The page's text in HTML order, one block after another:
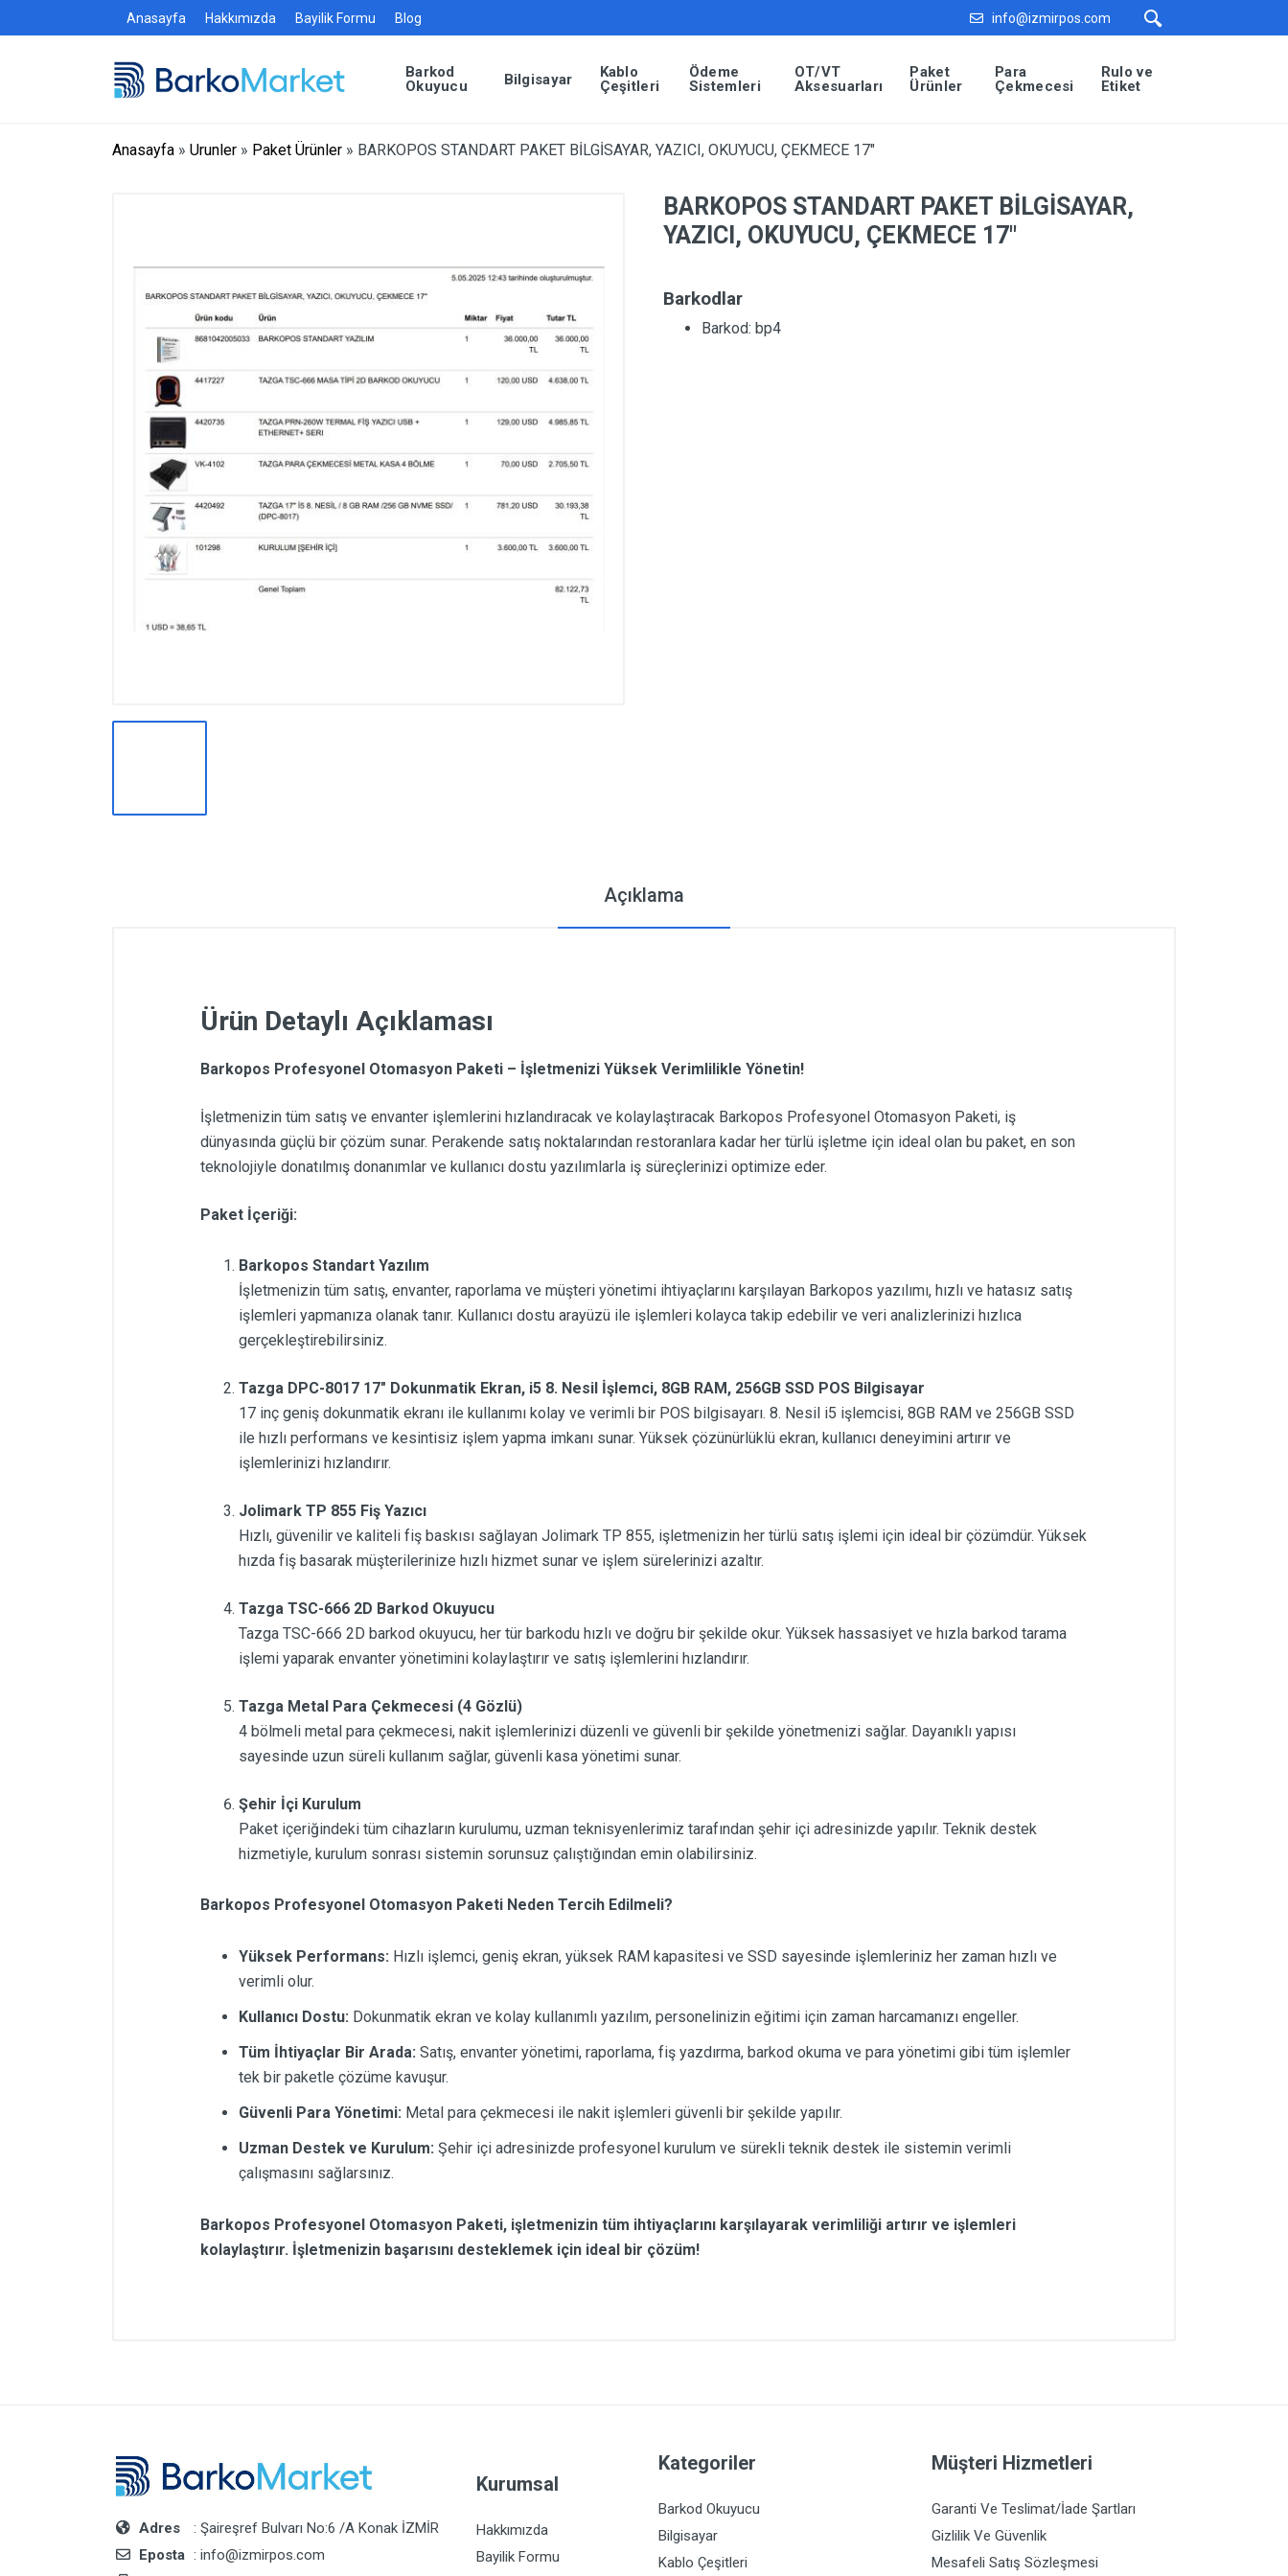
Anasayfa Hakkımızda Bayilik Formu Blog info@izmirpos.com
Barkod
Okuyucu
Bilgisayar
Kablo
Çeşitleri
Ödeme
Sistemleri
OT/VT
Aksesuarları
Paket
Ürünler
Para
Çekmecesi
Rulo ve
Etiket
Anasayfa » Urunler » Paket Ürünler » BARKOPOS STANDART PAKET BİLGİSAYAR, YAZICI, OKUYUCU, ÇEKMECE 17″
BARKOPOS STANDART PAKET BİLGİSAYAR,
YAZICI, OKUYUCU, ÇEKMECE 17″
Barkodlar
Barkod: bp4
Açıklama
Ürün Detaylı Açıklaması
Barkopos Profesyonel Otomasyon Paketi – İşletmenizi Yüksek Verimlilikle Yönetin!
İşletmenizin tüm satış ve envanter işlemlerini hızlandıracak ve kolaylaştıracak Barkopos Profesyonel Otomasyon Paketi, iş
dünyasında güçlü bir çözüm sunar. Perakende satış noktalarından restoranlara kadar her türlü işletme için ideal olan bu paket, en son
teknolojiyle donatılmış donanımlar ve kullanıcı dostu yazılımlarla iş süreçlerinizi optimize eder.
Paket İçeriği:
Barkopos Standart Yazılım
İşletmenizin tüm satış, envanter, raporlama ve müşteri yönetimi ihtiyaçlarını karşılayan Barkopos yazılımı, hızlı ve hatasız satış
işlemleri yapmanıza olanak tanır. Kullanıcı dostu arayüzü ile işlemleri kolayca takip edebilir ve veri analizlerinizi hızlıca
gerçekleştirebilirsiniz.
Tazga DPC-8017 17" Dokunmatik Ekran, i5 8. Nesil İşlemci, 8GB RAM, 256GB SSD POS Bilgisayar
17 inç geniş dokunmatik ekranı ile kullanımı kolay ve verimli bir POS bilgisayarı. 8. Nesil i5 işlemcisi, 8GB RAM ve 256GB SSD
ile hızlı performans ve kesintisiz işlem yapma imkanı sunar. Yüksek çözünürlüklü ekran, kullanıcı deneyimini artırır ve
işlemlerinizi hızlandırır.
Jolimark TP 855 Fiş Yazıcı
Hızlı, güvenilir ve kaliteli fiş baskısı sağlayan Jolimark TP 855, işletmenizin her türlü satış işlemi için ideal bir çözümdür. Yüksek
hızda fiş basarak müşterilerinize hızlı hizmet sunar ve işlem sürelerinizi azaltır.
Tazga TSC-666 2D Barkod Okuyucu
Tazga TSC-666 2D barkod okuyucu, her tür barkodu hızlı ve doğru bir şekilde okur. Yüksek hassasiyet ve hızla barkod tarama
işlemi yaparak envanter yönetimini kolaylaştırır ve satış işlemlerini hızlandırır.
Tazga Metal Para Çekmecesi (4 Gözlü)
4 bölmeli metal para çekmecesi, nakit işlemlerinizi düzenli ve güvenli bir şekilde yönetmenizi sağlar. Dayanıklı yapısı
sayesinde uzun süreli kullanım sağlar, güvenli kasa yönetimi sunar.
Şehir İçi Kurulum
Paket içeriğindeki tüm cihazların kurulumu, uzman teknisyenlerimiz tarafından şehir içi adresinizde yapılır. Teknik destek
hizmetiyle, kurulum sonrası sistemin sorunsuz çalıştığından emin olabilirsiniz.
Barkopos Profesyonel Otomasyon Paketi Neden Tercih Edilmeli?
Yüksek Performans: Hızlı işlemci, geniş ekran, yüksek RAM kapasitesi ve SSD sayesinde işlemleriniz her zaman hızlı ve
verimli olur.
Kullanıcı Dostu: Dokunmatik ekran ve kolay kullanımlı yazılım, personelinizin eğitimi için zaman harcamanızı engeller.
Tüm İhtiyaçlar Bir Arada: Satış, envanter yönetimi, raporlama, fiş yazdırma, barkod okuma ve para yönetimi gibi tüm işlemler
tek bir paketle çözüme kavuşur.
Güvenli Para Yönetimi: Metal para çekmecesi ile nakit işlemleri güvenli bir şekilde yapılır.
Uzman Destek ve Kurulum: Şehir içi adresinizde profesyonel kurulum ve sürekli teknik destek ile sistemin verimli
çalışmasını sağlarsınız.
Barkopos Profesyonel Otomasyon Paketi, işletmenizin tüm ihtiyaçlarını karşılayarak verimliliği artırır ve işlemleri
kolaylaştırır. İşletmenizin başarısını desteklemek için ideal bir çözüm!
Adres
: Şaireşref Bulvarı No:6 /A Konak İZMİR
Eposta : info@izmirpos.com
Kurumsal
Hakkımızda
Bayilik Formu
Kategoriler
Barkod Okuyucu
Bilgisayar
Kablo Çeşitleri
Müşteri Hizmetleri
Garanti Ve Teslimat/İade Şartları
Gizlilik Ve Güvenlik
Mesafeli Satış Sözleşmesi